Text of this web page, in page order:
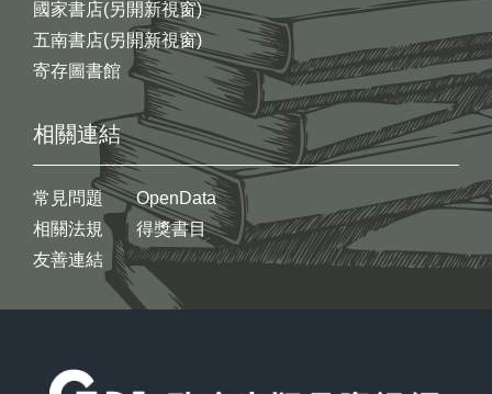
國家書店(另開新視窗)
五南書店(另開新視窗)
寄存圖書館
相關連結
常見問題
相關法規
友善連結
OpenData
得獎書目